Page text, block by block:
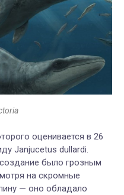
оценивается в 26
Janjucetus dullardi.
было грозным
на скромные
— оно обладало